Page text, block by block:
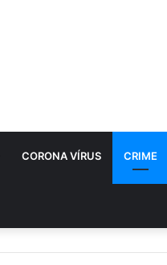
CORONA VÍRUS CRIME